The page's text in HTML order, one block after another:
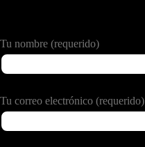
Tu nombre (requerido)
Tu correo electrónico (requerido)